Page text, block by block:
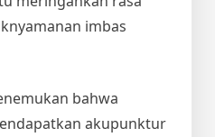
imbas
bahwa
akupunktur